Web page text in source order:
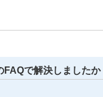
FAQで解決しましたか